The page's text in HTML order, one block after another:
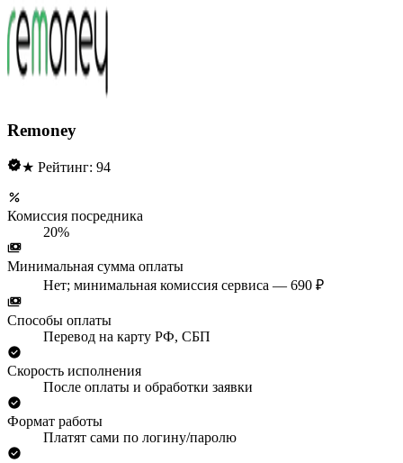
Remoney
★ Рейтинг: 94
Комиссия посредника
20%
Минимальная сумма оплаты
Нет; минимальная комиссия сервиса — 690 ₽
Способы оплаты
Перевод на карту РФ, СБП
Скорость исполнения
После оплаты и обработки заявки
Формат работы
Платят сами по логину/паролю